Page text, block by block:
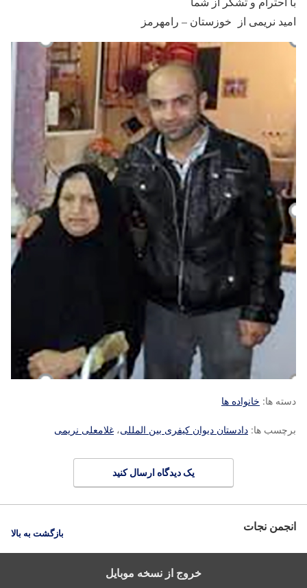
امید نریمی از خوزستان – رامهرمز
دسته ها: خانواده ها
برچسب ها: دادستان دیوان کیفری بین المللی، غلامعلی نریمی
یک دیدگاه ارسال کنید
انجمن نجات بازگشت به بالا
خروج از نسخه موبایل